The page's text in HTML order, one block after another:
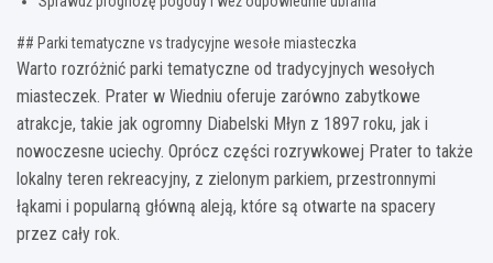
## Parki tematyczne vs tradycyjne wesołe miasteczka
Warto rozróżnić parki tematyczne od tradycyjnych wesołych
miasteczek. Prater w Wiedniu oferuje zarówno zabytkowe
atrakcje, takie jak ogromny Diabelski Młyn z 1897 roku, jak i
nowoczesne uciechy. Oprócz części rozrywkowej Prater to także
lokalny teren rekreacyjny, z zielonym parkiem, przestronnymi
łąkami i popularną główną aleją, które są otwarte na spacery
przez cały rok.